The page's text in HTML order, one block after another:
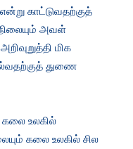
காட்டுவதற்குத்
அவள்
மிக
துணை
உலகில்
கலை உலகில் சில